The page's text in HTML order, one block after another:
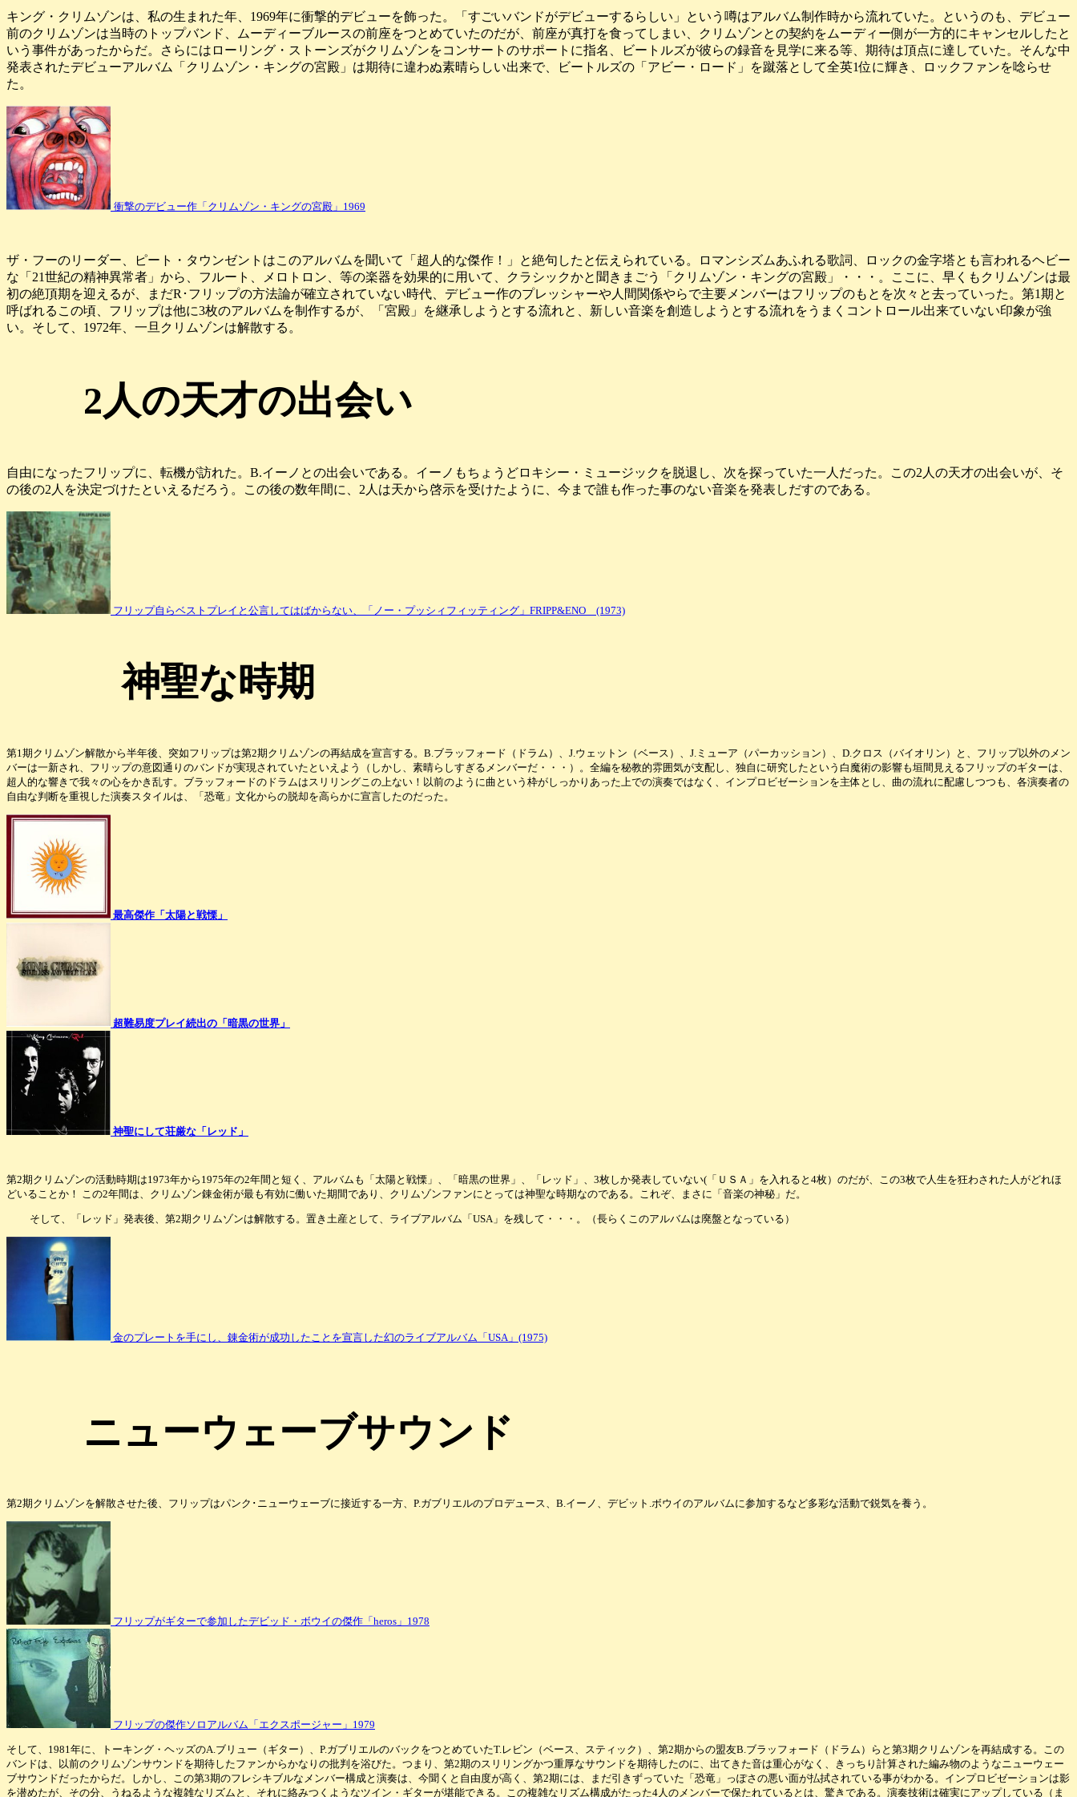
キング・クリムゾンは、私の生まれた年、1969年に衝撃的デビューを飾った。「すごいバンドがデビューするらしい」という噂はアルバム制作時から流れていた。というのも、デビュー
前のクリムゾンは当時のトップバンド、ムーディーブルースの前座をつとめていたのだが、前座が真打を食ってしまい、クリムゾンとの契約をムーディー側が一方的にキャンセルしたと
いう事件があったからだ。さらにはローリング・ストーンズがクリムゾンをコンサートのサポートに指名、ビートルズが彼らの録音を見学に来る等、期待は頂点に達していた。そんな中
発表されたデビューアルバム「クリムゾン・キングの宮殿」は期待に違わぬ素晴らしい出来で、ビートルズの「アビー・ロード」を蹴落として全英1位に輝き、ロックファンを唸らせ
た。
衝撃のデビュー作「クリムゾン・キングの宮殿」1969
ザ・フーのリーダー、ピート・タウンゼントはこのアルバムを聞いて「超人的な傑作！」と絶句したと伝えられている。ロマンシズムあふれる歌詞、ロックの金字塔とも言われるヘビー
な「21世紀の精神異常者」から、フルート、メロトロン、等の楽器を効果的に用いて、クラシックかと聞きまごう「クリムゾン・キングの宮殿」・・・。ここに、早くもクリムゾンは最
初の絶頂期を迎えるが、まだR･フリップの方法論が確立されていない時代、デビュー作のプレッシャーや人間関係やらで主要メンバーはフリップのもとを次々と去っていった。第1期と
呼ばれるこの頃、フリップは他に3枚のアルバムを制作するが、「宮殿」を継承しようとする流れと、新しい音楽を創造しようとする流れをうまくコントロール出来ていない印象が強
い。そして、1972年、一旦クリムゾンは解散する。
2人の天才の出会い
自由になったフリップに、転機が訪れた。B.イーノとの出会いである。イーノもちょうどロキシー・ミュージックを脱退し、次を探っていた一人だった。この2人の天才の出会いが、そ
の後の2人を決定づけたといえるだろう。この後の数年間に、2人は天から啓示を受けたように、今まで誰も作った事のない音楽を発表しだすのである。
フリップ自らベストプレイと公言してはばからない、「ノー・プッシィフィッティング」FRIPP&ENO (1973)
神聖な時期
第1期クリムゾン解散から半年後、突如フリップは第2期クリムゾンの再結成を宣言する。B.ブラッフォード（ドラム）、J.ウェットン（ベース）、J.ミューア（パーカッション）、D.クロス（バイオリン）と、フリップ以外のメン
バーは一新され、フリップの意図通りのバンドが実現されていたといえよう（しかし、素晴らしすぎるメンバーだ・・・）。全編を秘教的雰囲気が支配し、独自に研究したという白魔術の影響も垣間見えるフリップのギターは、
超人的な響きで我々の心をかき乱す。ブラッフォードのドラムはスリリングこの上ない！以前のように曲という枠がしっかりあった上での演奏ではなく、インプロビゼーションを主体とし、曲の流れに配慮しつつも、各演奏者の
自由な判断を重視した演奏スタイルは、「恐竜」文化からの脱却を高らかに宣言したのだった。
最高傑作「太陽と戦慄」
超難易度プレイ続出の「暗黒の世界」
神聖にして荘厳な「レッド」
第2期クリムゾンの活動時期は1973年から1975年の2年間と短く、アルバムも「太陽と戦慄」、「暗黒の世界」、「レッド」、3枚しか発表していない(「ＵＳＡ」を入れると4枚）のだが、この3枚で人生を狂わされた人がどれほ
どいることか！ この2年間は、クリムゾン錬金術が最も有効に働いた期間であり、クリムゾンファンにとっては神聖な時期なのである。これぞ、まさに「音楽の神秘」だ。
そして、「レッド」発表後、第2期クリムゾンは解散する。置き土産として、ライブアルバム「USA」を残して・・・。（長らくこのアルバムは廃盤となっている）
金のプレートを手にし、錬金術が成功したことを宣言した幻のライブアルバム「USA」(1975)
ニューウェーブサウンド
第2期クリムゾンを解散させた後、フリップはパンク･ニューウェーブに接近する一方、P.ガブリエルのプロデュース、B.イーノ、デビット.ボウイのアルバムに参加するなど多彩な活動で鋭気を養う。
フリップがギターで参加したデビッド・ボウイの傑作「heros」1978
フリップの傑作ソロアルバム「エクスポージャー」1979
そして、1981年に、トーキング・ヘッズのA.ブリュー（ギター）、P.ガブリエルのバックをつとめていたT.レビン（ベース、スティック）、第2期からの盟友B.ブラッフォード（ドラム）らと第3期クリムゾンを再結成する。この
バンドは、以前のクリムゾンサウンドを期待したファンからかなりの批判を浴びた。つまり、第2期のスリリングかつ重厚なサウンドを期待したのに、出てきた音は重心がなく、きっちり計算された編み物のようなニューウェー
ブサウンドだったからだ。しかし、この第3期のフレシキブルなメンバー構成と演奏は、今聞くと自由度が高く、第2期には、まだ引きずっていた「恐竜」っぽさの悪い面が払拭されている事がわかる。インプロビゼーションは影
を潜めたが、その分、うねるような複雑なリズムと、それに絡みつくようなツイン・ギターが堪能できる。この複雑なリズム構成がたった4人のメンバーで保たれているとは、驚きである。演奏技術は確実にアップしている（ま